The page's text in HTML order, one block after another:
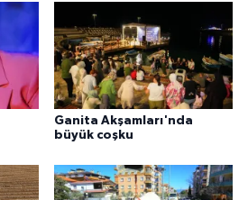
Ganita Akşamları'nda
büyük coşku